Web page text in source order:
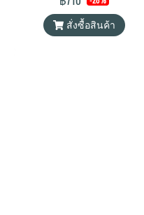
Eloop ของแท้ 100% ได้รับ
มาตรฐานมอก.2879-2560 แถม
สั่งซื้อสินค้า